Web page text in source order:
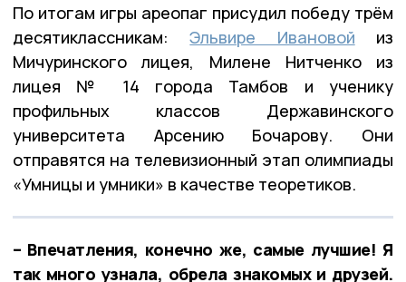
По итогам игры ареопаг присудил победу трём
десятиклассникам:Эльвире Ивановой из
Мичуринского лицея, Милене Нитченко из
лицея № 14 города Тамбов и ученику
профильных классов Державинского
университета Арсению Бочарову. Они
отправятся на телевизионный этап олимпиады
«Умницы и умники» в качестве теоретиков.
– Впечатления, конечно же, самые лучшие! Я
так много узнала, обрела знакомых и друзей.